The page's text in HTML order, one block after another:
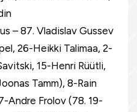
– 87. Vladislav Gussev
26-Heikki Talimaa, 2-
15-Henri Rüütli,
Tamm), 8-Rain
Andre Frolov (78. 19-